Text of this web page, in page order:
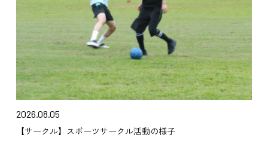
2026.08.05
【サークル】スポーツサークル活動の様子